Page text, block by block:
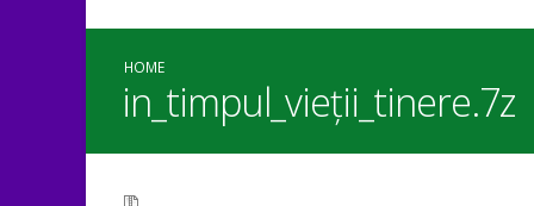
HOME
in_timpul_vieții_tinere.7z